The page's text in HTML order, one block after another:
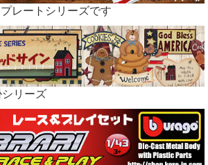
レートシリーズです
リーズ